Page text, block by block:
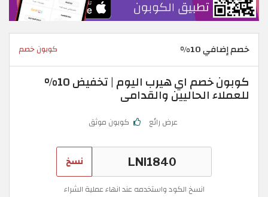
خصم إضافي 10% كوبون خصم
كوبون خصم اي هيرب اليوم | تخفيض 10%
للعملاء الحاليين والقدامى
عرض رائع كوبون موثق
نسخ
انسخ الكود واستخدمه عند انهاء عملية الشراء